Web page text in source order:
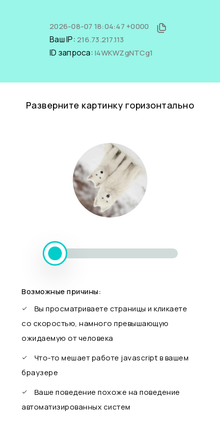
2026-08-07 18:04:47 +0000
Ваш IP: 216.73.217.113
ID запроса: l4WKWZgNTCg1
Разверните картинку горизонтально
Возможные причины:
Вы просматриваете страницы и кликаете
со скоростью, намного превышающую
ожидаемую от человека
Что-то мешает работе javascript в вашем
браузере
Ваше поведение похоже на поведение
автоматизированных систем